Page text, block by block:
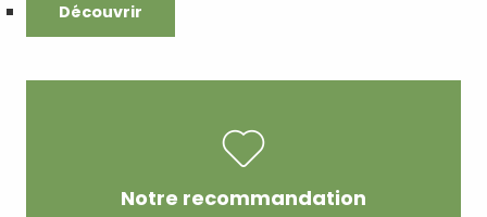
Découvrir
Notre recommandation